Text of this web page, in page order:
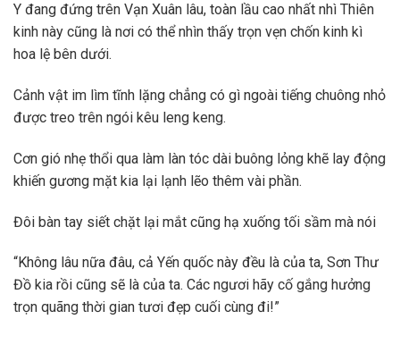
Y đang đứng trên Vạn Xuân lâu, toàn lầu cao nhất nhì Thiên
kinh này cũng là nơi có thể nhìn thấy trọn vẹn chốn kinh kì
hoa lệ bên dưới.
Cảnh vật im lìm tĩnh lặng chẳng có gì ngoài tiếng chuông nhỏ
được treo trên ngói kêu leng keng.
Cơn gió nhẹ thổi qua làm làn tóc dài buông lỏng khẽ lay động
khiến gương mặt kia lại lạnh lẽo thêm vài phần.
Đôi bàn tay siết chặt lại mắt cũng hạ xuống tối sầm mà nói
“Không lâu nữa đâu, cả Yến quốc này đều là của ta, Sơn Thư
Đồ kia rồi cũng sẽ là của ta. Các ngươi hãy cố gắng hưởng
trọn quãng thời gian tươi đẹp cuối cùng đi!”